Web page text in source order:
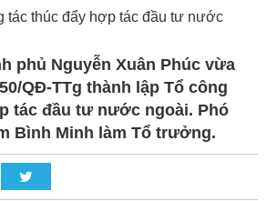
phủ Nguyễn Xuân Phúc vừa
QĐ-TTg thành lập Tổ công
tác đầu tư nước ngoài. Phó
Bình Minh làm Tổ trưởng.